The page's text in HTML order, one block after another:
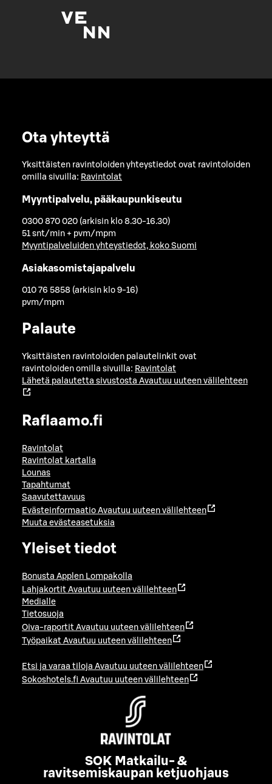
Ota yhteyttä
Yksittäisten ravintoloiden yhteystiedot ovat ravintoloiden
omilla sivuilla: Ravintolat
Myyntipalvelu, pääkaupunkiseutu
0300 870 020 (arkisin klo 8.30-16.30)
51 snt/min + pvm/mpm
Myyntipalveluiden yhteystiedot, koko Suomi
Asiakasomistajapalvelu
010 76 5858 (arkisin klo 9-16)
pvm/mpm
Palaute
Yksittäisten ravintoloiden palautelinkit ovat
ravintoloiden omilla sivuilla: Ravintolat
Lähetä palautetta sivustosta Avautuu uuteen välilehteen
Raflaamo.fi
Ravintolat
Ravintolat kartalla
Lounas
Tapahtumat
Saavutettavuus
Evästeinformaatio Avautuu uuteen välilehteen
Muuta evästeasetuksia
Yleiset tiedot
Bonusta Applen Lompakolla
Lahjakortit Avautuu uuteen välilehteen
Medialle
Tietosuoja
Oiva-raportit Avautuu uuteen välilehteen
Työpaikat Avautuu uuteen välilehteen
Etsi ja varaa tiloja Avautuu uuteen välilehteen
Sokoshotels.fi Avautuu uuteen välilehteen
SOK Matkailu- &
ravitsemiskaupan ketjuohjaus